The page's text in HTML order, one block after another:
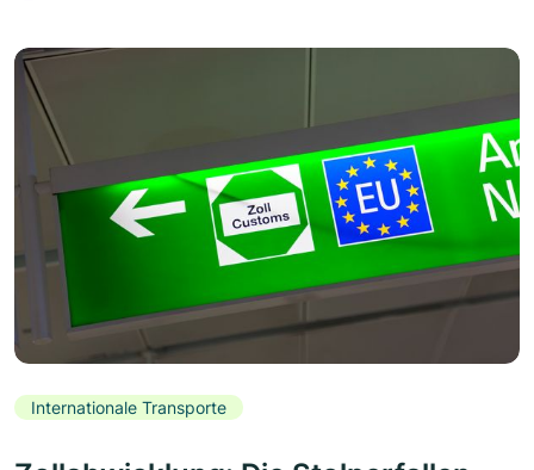
Internationale Transporte